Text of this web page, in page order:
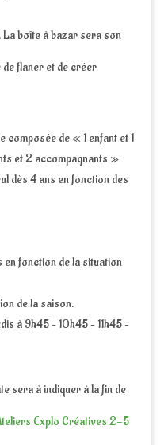
boîte à bazar sera son
de flaner et de créer
composée de « 1 enfant et 1
et 2 accompagnants »
dès 4 ans en fonction des
en fonction de la situation
de la saison.
à 9h45 – 10h45 – 11h45 –
sera à indiquer à la fin de
Explo Créatives 2-5